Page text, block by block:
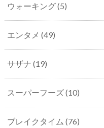
ウォーキング(5)
エンタメ (49)
サザナ (19)
スーパーフーズ(10)
ブレイクタイム (76)